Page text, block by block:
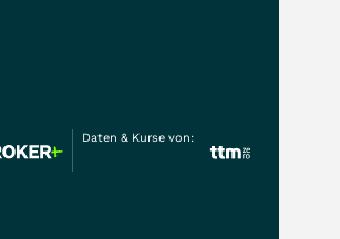
Daten & Kurse von: